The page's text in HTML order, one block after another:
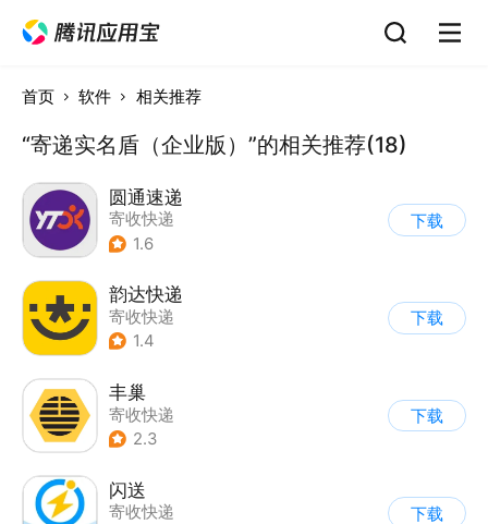
首页 软件 相关推荐
“寄递实名盾（企业版）”的相关推荐(18)
圆通速递
寄收快递
1.6
下载
韵达快递
寄收快递
1.4
下载
丰巢
寄收快递
2.3
下载
闪送
寄收快递
下载